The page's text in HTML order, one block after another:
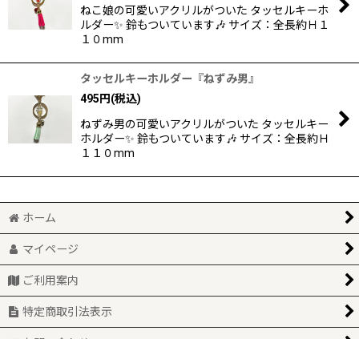
ねこ娘の可愛いアクリルがついた タッセルキーホ
ルダー✨ 鈴もついています🎶 サイズ：全長約Ｈ１
１０mm
タッセルキーホルダー『ねずみ男』
495円(税込)
ねずみ男の可愛いアクリルがついた タッセルキー
ホルダー✨ 鈴もついています🎶 サイズ：全長約Ｈ
１１０mm
ホーム
マイページ
ご利用案内
特定商取引法表示